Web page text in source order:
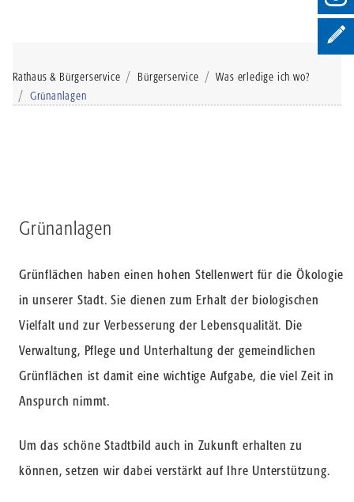
Rathaus & Bürgerservice Bürgerservice
Was erledige ich wo?
Grünanlagen
Grünanlagen
Grünflächen haben einen hohen Stellenwert für die Ökologie
in unserer Stadt. Sie dienen zum Erhalt der biologischen
Vielfalt und zur Verbesserung der Lebensqualität. Die
Verwaltung, Pflege und Unterhaltung der gemeindlichen
Grünflächen ist damit eine wichtige Aufgabe, die viel Zeit in
Anspurch nimmt.
Um das schöne Stadtbild auch in Zukunft erhalten zu
können, setzen wir dabei verstärkt auf Ihre Unterstützung.